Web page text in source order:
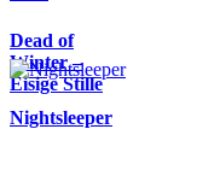
Dead of
Winter –
Eisige Stille
Nightsleeper